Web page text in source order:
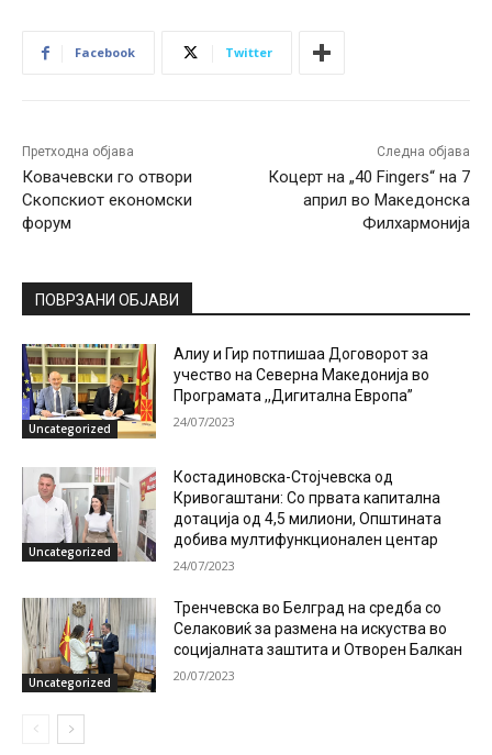
Facebook Twitter
Претходна објава
Ковачевски го отвори
Скопскиот економски
форум
Следна објава
Коцерт на „40 Fingers“ на 7
април во Македонска
Филхармонија
ПОВРЗАНИ ОБЈАВИ
Uncategorized
Алиу и Гир потпишаа Договорот за
учество на Северна Македонија во
Програмата ,,Дигитална Европа”
24/07/2023
Uncategorized
Костадиновска-Стојчевска од
Кривогаштани: Со првата капитална
дотација од 4,5 милиони, Општината
добива мултифункционален центар
24/07/2023
Uncategorized
Тренчевска во Белград на средба со
Селаковиќ за размена на искуства во
социјалната заштита и Отворен Балкан
20/07/2023